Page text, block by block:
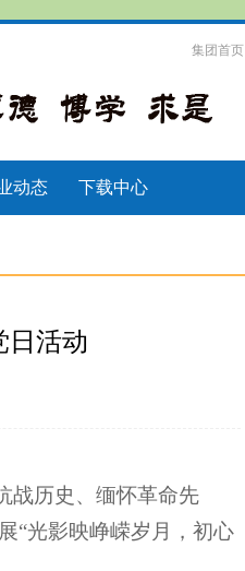
集团首页
动态 下载中心
日活动
战历史、缅怀革命先
“光影映峥嵘岁月，初心